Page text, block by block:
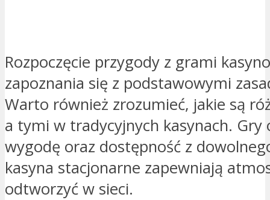
Rozpoczęcie przygody z grami
zapoznania się z podstawowymi
Warto również zrozumieć, jakie są
a tymi w tradycyjnych kasynach.
wygodę oraz dostępność z
kasyna stacjonarne zapewniają
odtworzyć w sieci.